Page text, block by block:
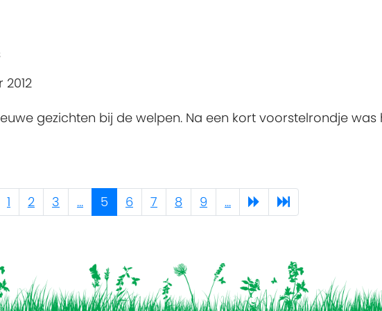
gezichten bij de welpen. Na een kort voorstelrondje was
1 2 3 ... 5 6 7 8 9 ...